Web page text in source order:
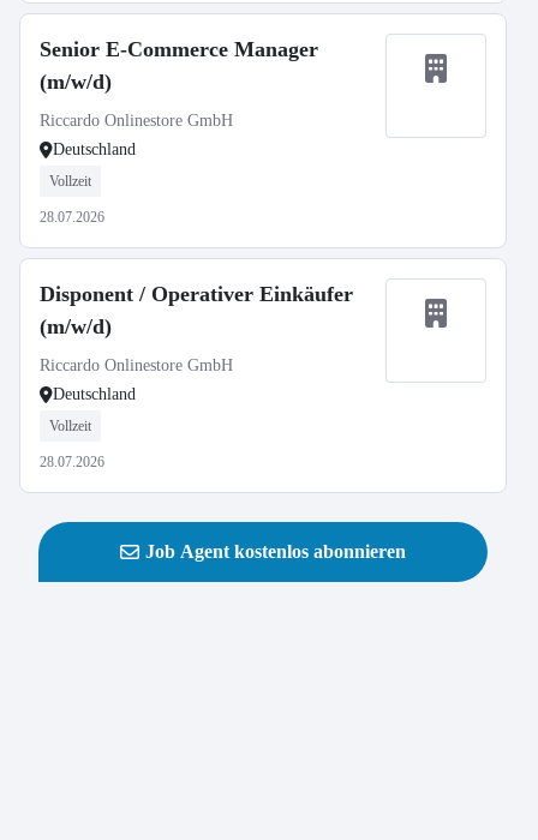
Senior E-Commerce Manager
(m/w/d)
Riccardo Onlinestore GmbH
Deutschland
Vollzeit
28.07.2026
Disponent / Operativer Einkäufer
(m/w/d)
Riccardo Onlinestore GmbH
Deutschland
Vollzeit
28.07.2026
Job Agent kostenlos abonnieren